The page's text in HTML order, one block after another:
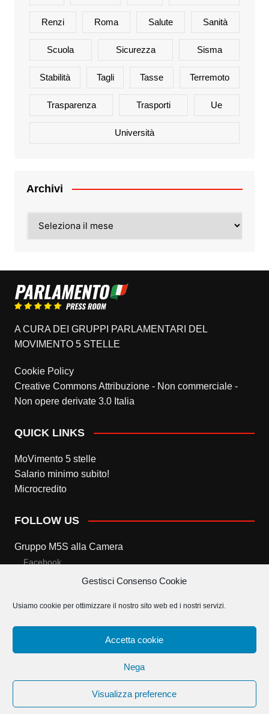
Gestisci Consenso Cookie
Usiamo cookie per ottimizzare il nostro sito web ed i nostri servizi.
Accetta cookie
Nega
Visualizza preference
Renzi Roma Salute Sanità
Scuola Sicurezza Sisma
Stabilità Tagli Tasse Terremoto
Trasparenza Trasporti Ue
Università
Archivi
A CURA DEI GRUPPI PARLAMENTARI DEL
MOVIMENTO 5 STELLE
Cookie Policy
Creative Commons Attribuzione - Non commerciale -
Non opere derivate 3.0 Italia
QUICK LINKS
MoVimento 5 stelle
Salario minimo subito!
Microcredito
FOLLOW US
Gruppo M5S alla Camera
Facebook
Twitter